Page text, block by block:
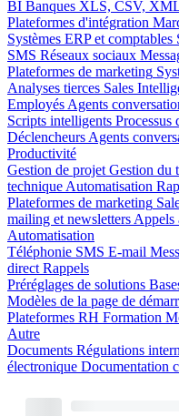
BI Banques XLS, CSV,
Plateformes d'intégration
Systèmes ERP et comptables
SMS Réseaux sociaux
Plateformes de marketing
Analyses tierces Sales
Employés Agents
Scripts intelligents Processus
Déclencheurs Agents
Productivité
Gestion de projet Gestion du
technique Automatisation
Plateformes de marketing
mailing et newsletters Appels
Automatisation
Téléphonie SMS E-mail
direct Rappels
Préréglages de solutions
Modèles de la page de
Plateformes RH Formation
Autre
Documents Régulations
électronique Documentation